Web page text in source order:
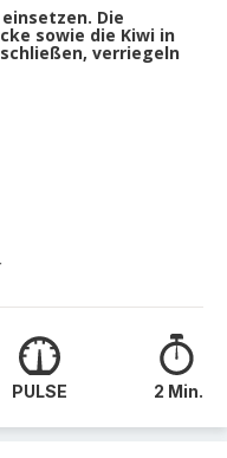
Die
sowie die Kiwi in
verriegeln
PULSE 2 Min.